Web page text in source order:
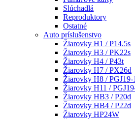
Slúchadlá
Reproduktory
Ostatné
Auto príslušenstvo
Žiarovky H1 / P14.5s
Žiarovky H3 / PK22s
Žiarovky H4 / P43t
Žiarovky H7 / PX26d
Žiarovky H8 / PGJ19-1
Žiarovky H11 /
Žiarovky HB3 / P20d
Žiarovky HB4 / P22d
Žiarovky HP24W